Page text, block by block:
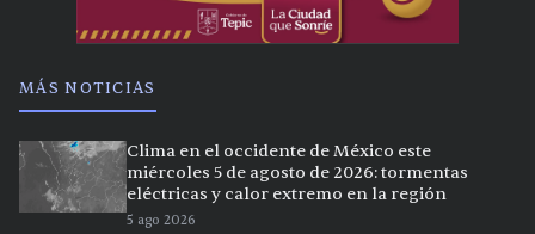
MÁS NOTICIAS
Clima en el occidente de México este
miércoles 5 de agosto de 2026: tormentas
eléctricas y calor extremo en la región
5 ago 2026